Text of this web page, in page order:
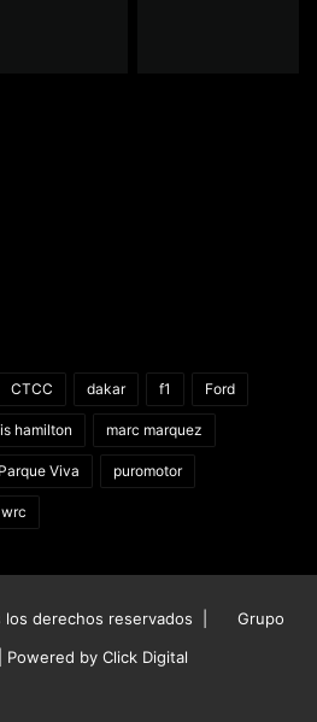
CTCC dakar f1 Ford
hamilton marc marquez
Parque Viva puromotor
wrc
derechos reservados |
Grupo
Powered by Click Digital